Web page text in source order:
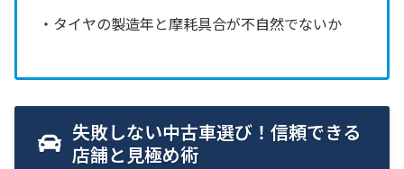
・タイヤの製造年と摩耗具合が不自然でないか
失敗しない中古車選び！信頼できる
店舗と見極め術